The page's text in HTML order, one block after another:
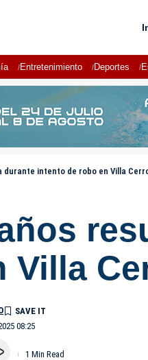
Entretenimiento Deportes
durante intento de robo en Villa
Villa
08:25
1 Min Read